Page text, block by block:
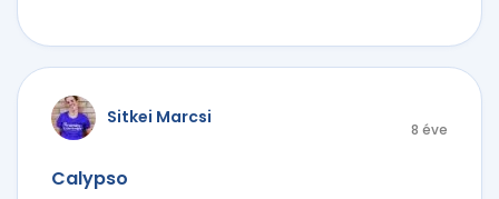
Sitkei Marcsi
8 éve
Calypso